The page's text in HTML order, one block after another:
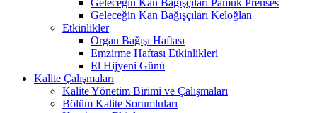
Geleceğin Kan Bağışçıları Keloğlan
Etkinlikler
Organ Bağışı Haftası
Emzirme Haftası Etkinlikleri
El Hijyeni Günü
Kalite Çalışmaları
Kalite Yönetim Birimi ve Çalışmaları
Bölüm Kalite Sorumluları